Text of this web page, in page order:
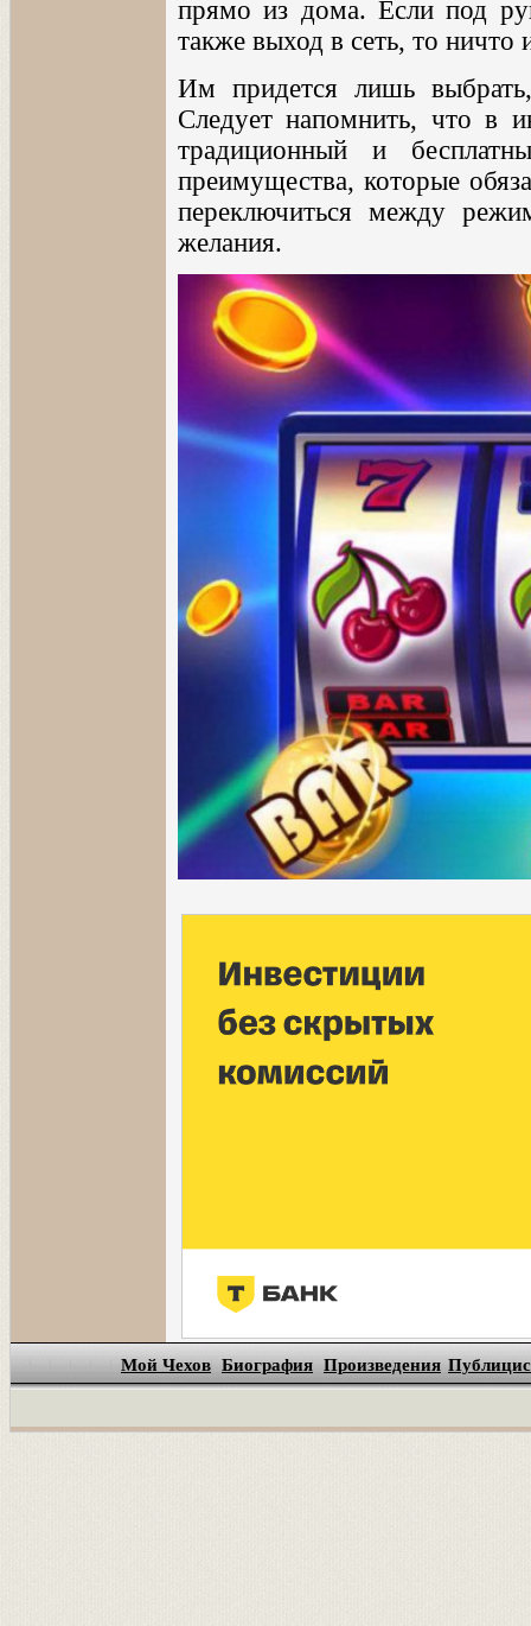
прямо из дома. Если под
также выход в сеть, то ничто
Им придется лишь
Следует напомнить, что в
традиционный и
преимущества, которые
переключиться между
желания.
Мой Чехов Биография Произведения